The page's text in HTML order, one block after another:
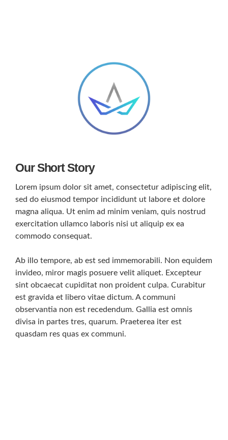
Our Short Story
Lorem ipsum dolor sit amet, consectetur adipiscing elit,
sed do eiusmod tempor incididunt ut labore et dolore
magna aliqua. Ut enim ad minim veniam, quis nostrud
exercitation ullamco laboris nisi ut aliquip ex ea
commodo consequat.
Ab illo tempore, ab est sed immemorabili. Non equidem
invideo, miror magis posuere velit aliquet. Excepteur
sint obcaecat cupiditat non proident culpa. Curabitur
est gravida et libero vitae dictum. A communi
observantia non est recedendum. Gallia est omnis
divisa in partes tres, quarum. Praeterea iter est
quasdam res quas ex communi.